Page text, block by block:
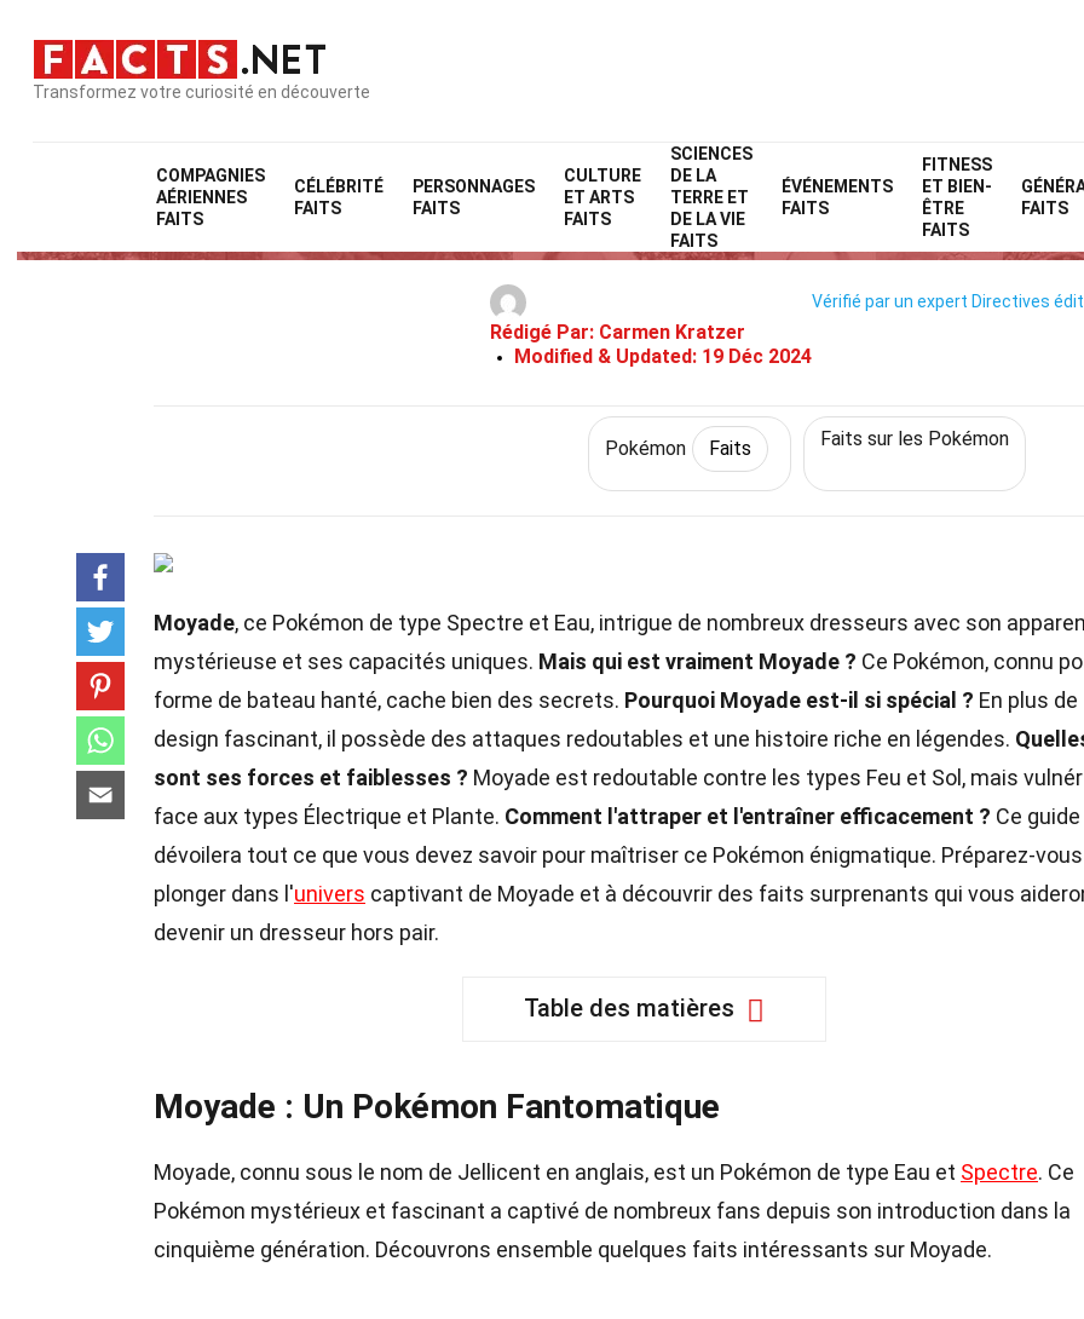
Transformez votre curiosité en découverte
COMPAGNIES
AÉRIENNES
FAITS
CÉLÉBRITÉ
FAITS
PERSONNAGES
FAITS
CULTURE
ET ARTS
FAITS
SCIENCES
DE LA
TERRE ET
DE LA VIE
FAITS
ÉVÉNEMENTS
FAITS
FITNESS
ET BIEN-
ÊTRE
FAITS
FAITS
Home Personnages PokémonFaits
33 Faits Sur Moyade
Rédigé Par: Carmen Kratzer
Modified & Updated: 19 Déc 2024
Vérifié par un expert Directives
Pokémon Faits Faits sur les Pokémon
Moyade, ce Pokémon de type Spectre et Eau, intrigue de nombreux dresseurs avec son
mystérieuse et ses capacités uniques. Mais qui est vraiment Moyade ? Ce Pokémon, connu
forme de bateau hanté, cache bien des secrets. Pourquoi Moyade est-il si spécial ? En plus
design fascinant, il possède des attaques redoutables et une histoire riche en légendes.
sont ses forces et faiblesses ? Moyade est redoutable contre les types Feu et Sol, mais
face aux types Électrique et Plante. Comment l'attraper et l'entraîner efficacement ? Ce
dévoilera tout ce que vous devez savoir pour maîtriser ce Pokémon énigmatique. Préparez-
plonger dans l'univers captivant de Moyade et à découvrir des faits surprenants qui vous
devenir un dresseur hors pair.
Table des matières
Moyade : Un Pokémon Fantomatique
Moyade, connu sous le nom de Jellicent en anglais, est un Pokémon de type Eau et Spectre. Ce
Pokémon mystérieux et fascinant a captivé de nombreux fans depuis son introduction dans la
cinquième génération. Découvrons ensemble quelques faits intéressants sur Moyade.